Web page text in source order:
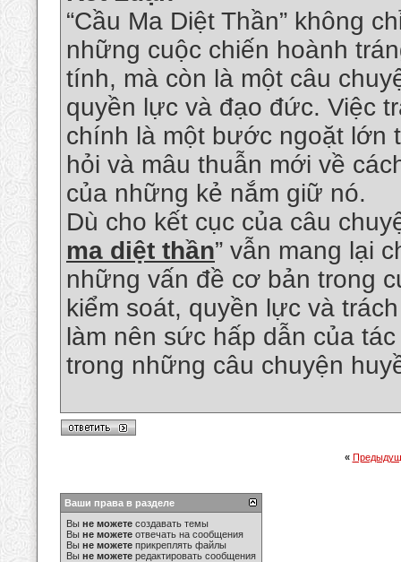
“Cầu Ma Diệt Thần” không
những cuộc chiến hoành
tính, mà còn là một câu
quyền lực và đạo đức. Việc
chính là một bước ngoặt lớn
hỏi và mâu thuẫn mới về
của những kẻ nắm giữ nó.
Dù cho kết cục của câu
ma diệt thần” vẫn mang lại
những vấn đề cơ bản trong
kiểm soát, quyền lực và
làm nên sức hấp dẫn của
trong những câu chuyện
«
Ваши права в разделе
Вы не можете создавать темы
Вы не можете отвечать на сообщения
Вы не можете прикреплять файлы
Вы не можете редактировать сообщения